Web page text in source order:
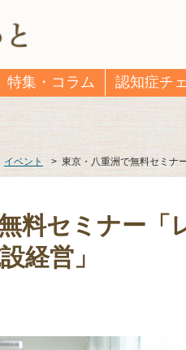
特集・コラム 認知症チ
イベント > 東京・八重洲で無料セミナ
料セミナー「
経営」